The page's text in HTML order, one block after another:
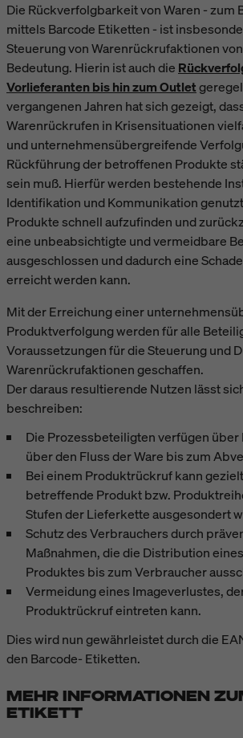
Die Rückverfolgbarkeit von Waren - zum
mittels Barcode Etiketten - ist
Steuerung von Warenrückrufaktionen
Bedeutung. Hierin ist auch die
Vorlieferanten bis hin zum Outlet
vergangenen Jahren hat sich gezeigt,
Warenrückrufen in Krisensituationen
und unternehmensübergreifende
Rückführung der betroffenen Produkte
sein muß. Hierfür werden bestehende
Identifikation und Kommunikation
Produkte schnell aufzufinden und
eine unbeabsichtigte und vermeidbare
ausgeschlossen und dadurch eine
erreicht werden kann.
Mit der Erreichung einer
Produktverfolgung werden für alle
Voraussetzungen für die Steuerung und
Warenrückrufaktionen geschaffen.
Der daraus resultierende Nutzen lässt
beschreiben:
Die Prozessbeteiligten verfügen
über den Fluss der Ware bis zum
Bei einem Produktrückruf kann
betreffende Produkt bzw.
Stufen der Lieferkette ausgesondert
Schutz des Verbrauchers durch
Maßnahmen, die die Distribution
Produktes bis zum Verbraucher
Vermeidung eines Imageverlustes,
Produktrückruf eintreten kann.
Dies wird nun gewährleistet durch die
den Barcode- Etiketten.
MEHR INFORMATIONEN
ETIKETT